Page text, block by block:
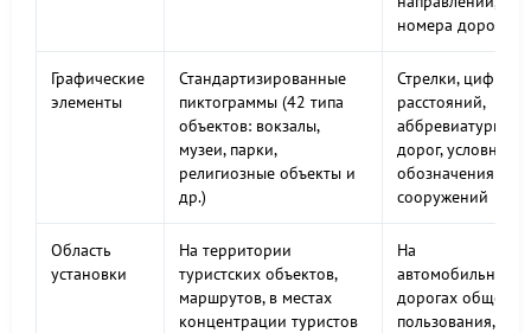
номера дорог
Графические
элементы
Стандартизированные
пиктограммы (42 типа
объектов: вокзалы,
музеи, парки,
религиозные объекты и
др.)
Стрелки, цифры
расстояний,
аббревиатуры
дорог, условные
обозначения
сооружений
Область
установки
На территории
туристских объектов,
маршрутов, в местах
концентрации туристов
На
автомобильных
дорогах общего
пользования,